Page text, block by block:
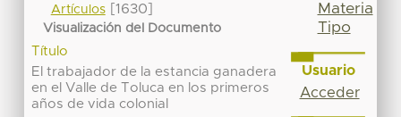
Artículos[1630]
Visualización del Documento
Título
El trabajador de la estancia ganadera
en el Valle de Toluca en los primeros
años de vida colonial
Materia
Tipo
Usuario
Acceder